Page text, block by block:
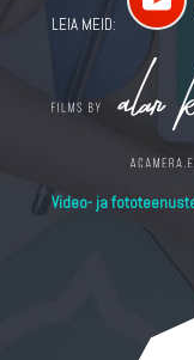
LEIA MEID:
Video- ja